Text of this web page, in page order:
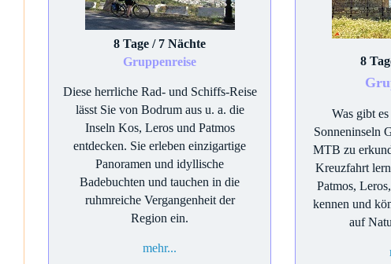
8 Tage / 7 Nächte
Gruppenreise
Diese herrliche Rad- und Schiffs-Reise
lässt Sie von Bodrum aus u. a. die
Inseln Kos, Leros und Patmos
entdecken. Sie erleben einzigartige
Panoramen und idyllische
Badebuchten und tauchen in die
ruhmreiche Vergangenheit der
Region ein.
mehr...
8
Was gibt
Sonneninseln
MTB zu
Kreuzfahrt
Patmos,
kennen und
auf